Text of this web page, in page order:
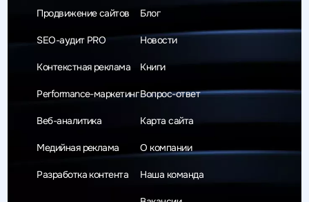
Продвижение сайтов
SEO-аудит PRO
Контекстная реклама
Performance-маркетинг
Веб-аналитика
Медийная реклама
Разработка контента
Блог
Новости
Книги
Вопрос-ответ
Карта сайта
О компании
Наша команда